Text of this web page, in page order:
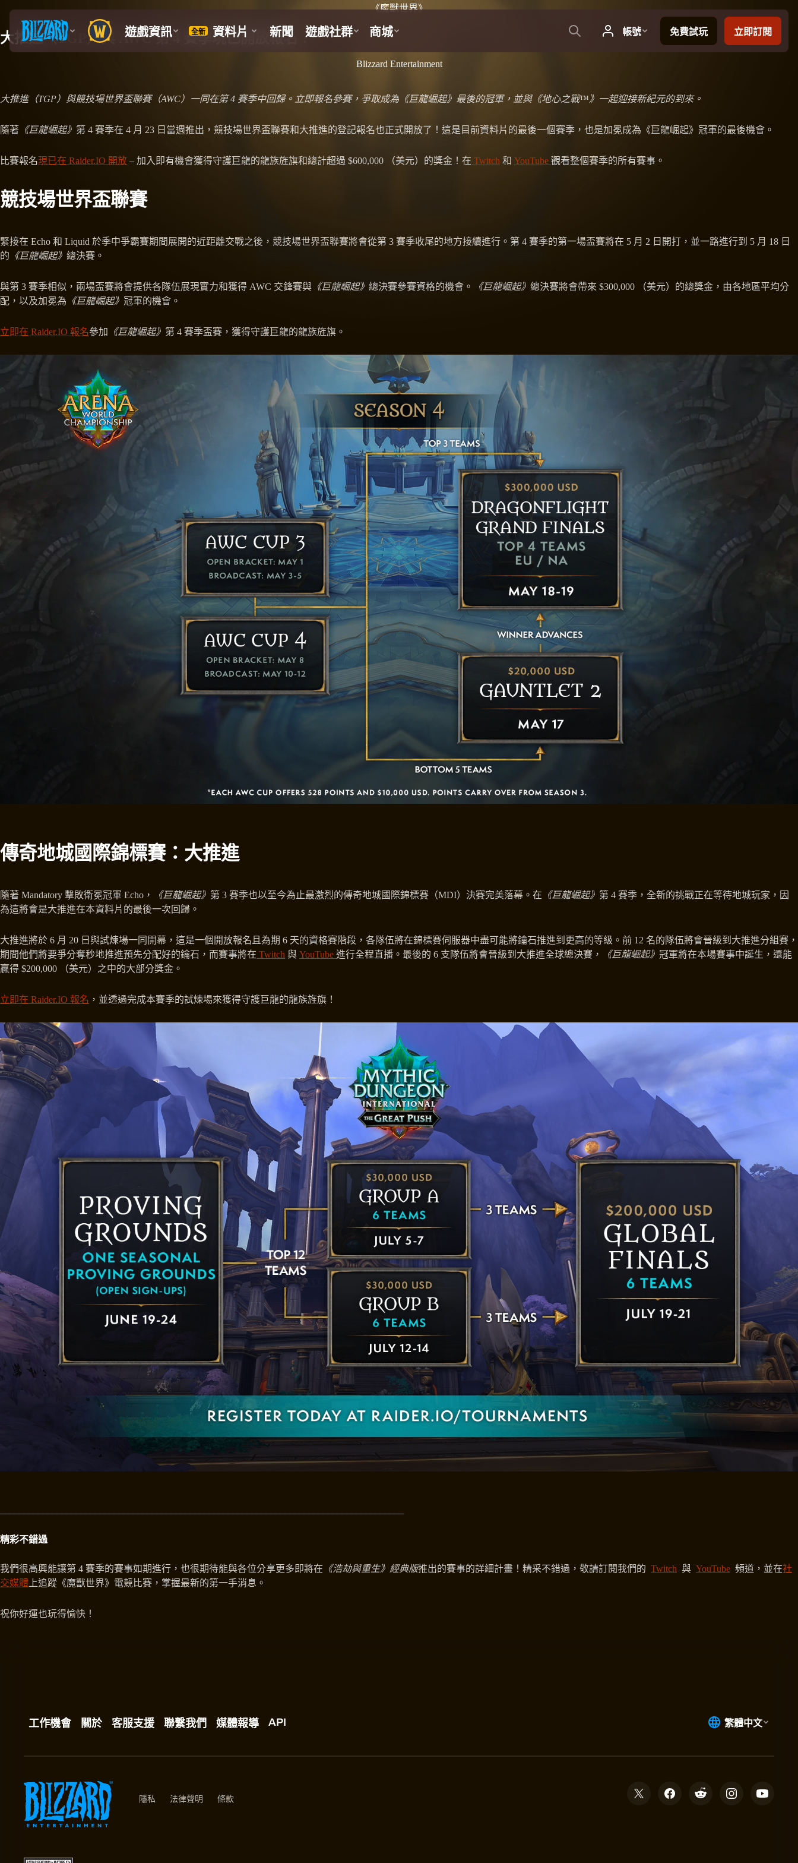
《魔獸世界》
大推進（TGP）與 AWC 第 4 賽季現已開放報名！
Blizzard Entertainment
大推進（TGP）與競技場世界盃聯賽（AWC）一同在第 4 賽季中回歸。立即報名參賽，爭取成為《巨龍崛起》最後的冠軍，並與《地心之戰™》一起迎接新紀元的到來。
隨著 《巨龍崛起》 第 4 賽季在 4 月 23 日當週推出，競技場世界盃聯賽和大推進的登記報名也正式開放了！這是目前資料片的最後一個賽季，也是加冕成為《巨龍崛起》冠軍的最後機會。
比賽報名現已在 Raider.IO 開放 – 加入即有機會獲得守護巨龍的龍族旌旗和總計超過 $600,000 （美元）的獎金！在 Twitch 和 YouTube 觀看整個賽季的所有賽事。
競技場世界盃聯賽
緊接在 Echo 和 Liquid 於季中爭霸賽期間展開的近距離交戰之後，競技場世界盃聯賽將會從第 3 賽季收尾的地方接續進行。第 4 賽季的第一場盃賽將在 5 月 2 日開打，並一路進行到 5 月 18 日
的 《巨龍崛起》 總決賽。
與第 3 賽季相似，兩場盃賽將會提供各隊伍展現實力和獲得 AWC 交鋒賽與 《巨龍崛起》 總決賽參賽資格的機會。 《巨龍崛起》 總決賽將會帶來 $300,000 （美元）的總獎金，由各地區平均分
配，以及加冕為 《巨龍崛起》 冠軍的機會。
立即在 Raider.IO 報名參加 《巨龍崛起》 第 4 賽季盃賽，獲得守護巨龍的龍族旌旗。
傳奇地城國際錦標賽：大推進
隨著 Mandatory 擊敗衛冕冠軍 Echo， 《巨龍崛起》 第 3 賽季也以至今為止最激烈的傳奇地城國際錦標賽（MDI）決賽完美落幕。在 《巨龍崛起》 第 4 賽季，全新的挑戰正在等待地城玩家，因
為這將會是大推進在本資料片的最後一次回歸。
大推進將於 6 月 20 日與試煉場一同開幕，這是一個開放報名且為期 6 天的資格賽階段，各隊伍將在錦標賽伺服器中盡可能將鑰石推進到更高的等級。前 12 名的隊伍將會晉級到大推進分組賽，
期間他們將要爭分奪秒地推進預先分配好的鑰石，而賽事將在 Twitch 與 YouTube 進行全程直播。最後的 6 支隊伍將會晉級到大推進全球總決賽， 《巨龍崛起》 冠軍將在本場賽事中誕生，還能
贏得 $200,000 （美元）之中的大部分獎金。
立即在 Raider.IO 報名 ，並透過完成本賽季的試煉場來獲得守護巨龍的龍族旌旗！
精彩不錯過
我們很高興能讓第 4 賽季的賽事如期進行，也很期待能與各位分享更多即將在 《浩劫與重生》經典版推出的賽事的詳細計畫！精采不錯過，敬請訂閱我們的 Twitch 與 YouTube 頻道，並在社
交媒體 上追蹤《魔獸世界》電競比賽，掌握最新的第一手消息。
祝你好運也玩得愉快！